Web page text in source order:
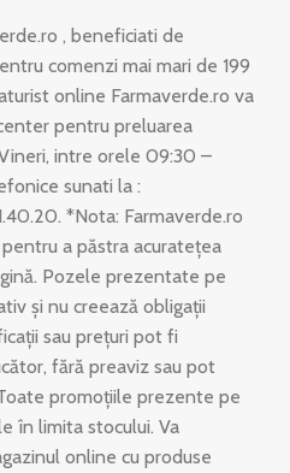
, beneficiati de
comenzi mai mari de 199
online Farmaverde.ro va
pentru preluarea
intre orele 09:30 –
sunati la :
*Nota: Farmaverde.ro
a păstra acuratețea
Pozele prezentate pe
și nu creează obligații
sau prețuri pot fi
fără preaviz sau pot
promoțiile prezente pe
în limita stocului. Va
online cu produse